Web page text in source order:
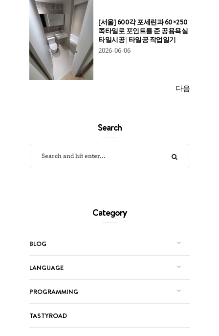
[서울] 600각 포세린과 60×250
쪽타일로 포인트를 준 공용욕실
타일시공 | 타일공 작업일기
2026-06-06
다음
Search
Category
BLOG
LANGUAGE
PROGRAMMING
TASTYROAD